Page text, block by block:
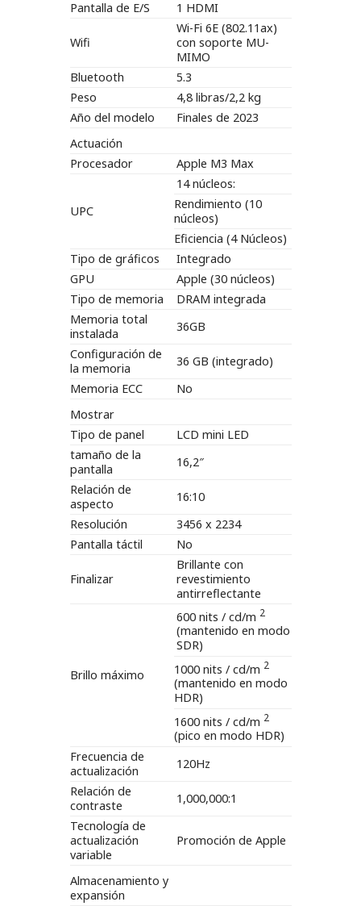
Pantalla de E/S 1 HDMI
Wifi
Wi-Fi 6E (802.11ax)
con soporte MU-
MIMO
Bluetooth
5.3
Peso
4,8 libras/2,2 kg
Año del modelo
Finales de 2023
Actuación
Procesador
Apple M3 Max
UPC
14 núcleos:
Rendimiento (10
núcleos)
Eficiencia (4 Núcleos)
Tipo de gráficos
Integrado
GPU
Apple (30 núcleos)
Tipo de memoria
DRAM integrada
Memoria total
instalada
36GB
Configuración de
la memoria
36 GB (integrado)
Memoria ECC
No
Mostrar
Tipo de panel
LCD mini LED
tamaño de la
pantalla
16,2″
Relación de
aspecto
16:10
Resolución
3456 x 2234
Pantalla táctil
No
Finalizar
Brillante con
revestimiento
antirreflectante
Brillo máximo
600 nits / cd/m 2
(mantenido en modo
SDR)
1000 nits / cd/m 2
(mantenido en modo
HDR)
1600 nits / cd/m 2
(pico en modo HDR)
Frecuencia de
actualización
120Hz
Relación de
contraste
1,000,000:1
Tecnología de
actualización
variable
Promoción de Apple
Almacenamiento y
expansión